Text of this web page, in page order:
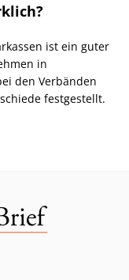
ist ein guter
in
den Verbänden
festgestellt.